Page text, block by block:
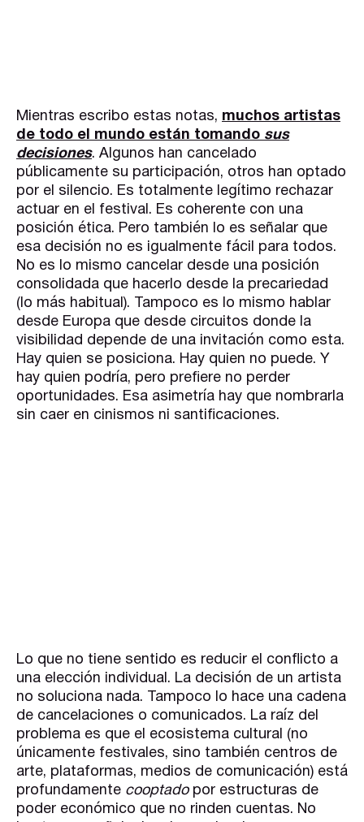
Mientras escribo estas notas, muchos artistas
de todo el mundo están tomando sus
decisiones. Algunos han cancelado
públicamente su participación, otros han optado
por el silencio. Es totalmente legítimo rechazar
actuar en el festival. Es coherente con una
posición ética. Pero también lo es señalar que
esa decisión no es igualmente fácil para todos.
No es lo mismo cancelar desde una posición
consolidada que hacerlo desde la precariedad
(lo más habitual). Tampoco es lo mismo hablar
desde Europa que desde circuitos donde la
visibilidad depende de una invitación como esta.
Hay quien se posiciona. Hay quien no puede. Y
hay quien podría, pero prefiere no perder
oportunidades. Esa asimetría hay que nombrarla
sin caer en cinismos ni santificaciones.
Lo que no tiene sentido es reducir el conflicto a
una elección individual. La decisión de un artista
no soluciona nada. Tampoco lo hace una cadena
de cancelaciones o comunicados. La raíz del
problema es que el ecosistema cultural (no
únicamente festivales, sino también centros de
arte, plataformas, medios de comunicación) está
profundamente cooptadopor estructuras de
poder económico que no rinden cuentas. No